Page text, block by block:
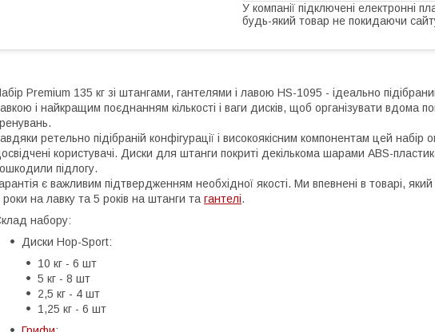
У компанії підключені електронні
будь-який товар не покидаючи
Premium 135 кг зі штангами, гантелями і лавою HS-1095 - ідеально
і найкращим поєднанням кількості і ваги дисків, щоб організувати вдома
ретельно підібраній конфігурації і високоякісним компонентам цей набір
користувачі. Диски для штанги покриті декількома шарами ABS-
підлогу.
є важливим підтвердженням необхідної якості. Ми впевнені в товарі,
роки на лавку та 5 років на штанги та гантелі.
набору:
Диски Hop-Sport:
10 кг - 6 шт
5 кг - 8 шт
2,5 кг - 4 шт
1,25 кг - 6 шт